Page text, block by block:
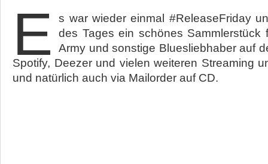
E
s war wieder einmal #ReleaseFriday
des Tages ein schönes Sammlerstück
Army und sonstige Bluesliebhaber auf
Spotify, Deezer und vielen weiteren Streaming
und natürlich auch via Mailorder auf CD.